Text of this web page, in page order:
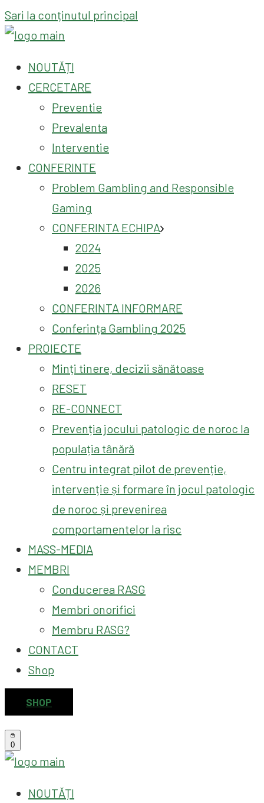
Sari la conținutul principal
NOUTĂȚI
CERCETARE
Preventie
Prevalenta
Interventie
CONFERINTE
Problem Gambling and Responsible
Gaming
CONFERINTA ECHIPA
2024
2025
2026
CONFERINTA INFORMARE
Conferința Gambling 2025
PROIECTE
Minți tinere, decizii sănătoase
RESET
RE-CONNECT
Prevenția jocului patologic de noroc la
populația tânără
Centru integrat pilot de prevenție,
intervenție și formare în jocul patologic
de noroc și prevenirea
comportamentelor la risc
MASS-MEDIA
MEMBRI
Conducerea RASG
Membri onorifici
Membru RASG?
CONTACT
Shop
SHOP
0
NOUTĂȚI